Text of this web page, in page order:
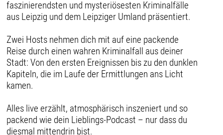
faszinierendsten und mysteriösesten Kriminalfälle
aus Leipzig und dem Leipziger Umland präsentiert.
Zwei Hosts nehmen dich mit auf eine packende
Reise durch einen wahren Kriminalfall aus deiner
Stadt: Von den ersten Ereignissen bis zu den dunklen
Kapiteln, die im Laufe der Ermittlungen ans Licht
kamen.
Alles live erzählt, atmosphärisch inszeniert und so
packend wie dein Lieblings-Podcast – nur dass du
diesmal mittendrin bist.